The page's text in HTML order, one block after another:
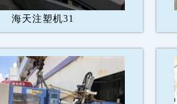
海天注塑机31